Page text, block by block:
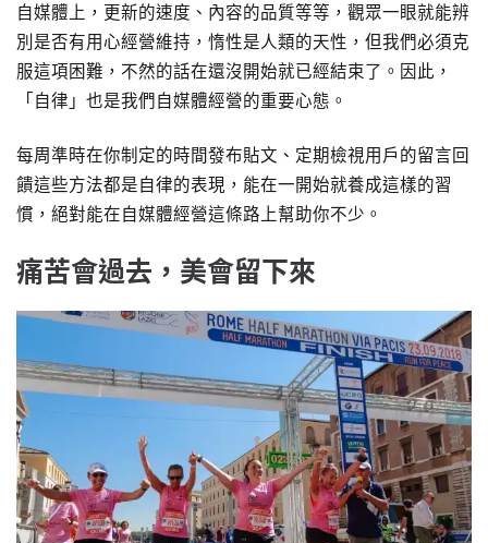
自媒體上，更新的速度、內容的品質等等，觀眾一眼就能辨
別是否有用心經營維持，惰性是人類的天性，但我們必須克
服這項困難，不然的話在還沒開始就已經結束了。因此，
「自律」也是我們自媒體經營的重要心態。
每周準時在你制定的時間發布貼文、定期檢視用戶的留言回
饋這些方法都是自律的表現，能在一開始就養成這樣的習
慣，絕對能在自媒體經營這條路上幫助你不少。
痛苦會過去，美會留下來